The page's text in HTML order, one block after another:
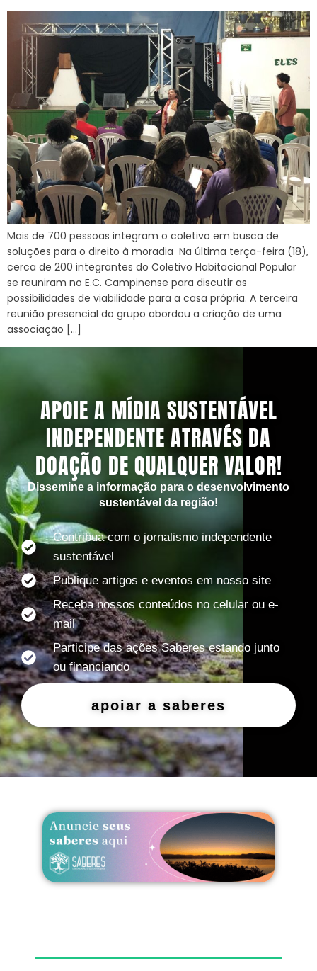
Mais de 700 pessoas integram o coletivo em busca de
soluções para o direito à moradia Na última terça-feira (18),
cerca de 200 integrantes do Coletivo Habitacional Popular
se reuniram no E.C. Campinense para discutir as
possibilidades de viabilidade para a casa própria. A terceira
reunião presencial do grupo abordou a criação de uma
associação […]
APOIE A MÍDIA SUSTENTÁVEL
INDEPENDENTE ATRAVÉS DA
DOAÇÃO DE QUALQUER VALOR!
Dissemine a informação para o desenvolvimento
sustentável da região!
Contribua com o jornalismo independente
sustentável
Publique artigos e eventos em nosso site
Receba nossos conteúdos no celular ou e-
mail
Participe das ações Saberes estando junto
ou financiando
apoiar a saberes